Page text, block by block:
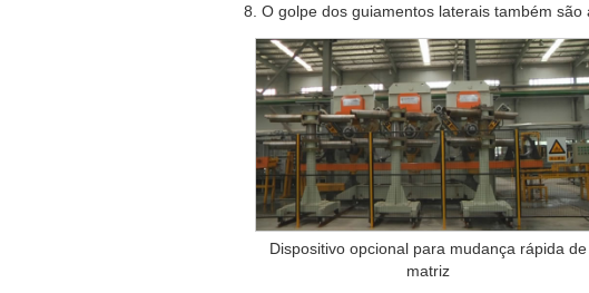
8. O golpe dos guiamentos laterais também são
Dispositivo opcional para mudança rápida de
matriz